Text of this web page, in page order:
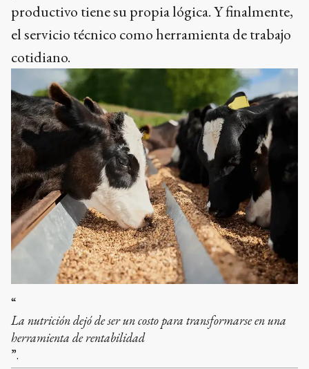
productivo tiene su propia lógica. Y finalmente,
el servicio técnico como herramienta de trabajo
cotidiano.
“
La nutrición dejó de ser un costo para transformarse en una
herramienta de rentabilidad
”.